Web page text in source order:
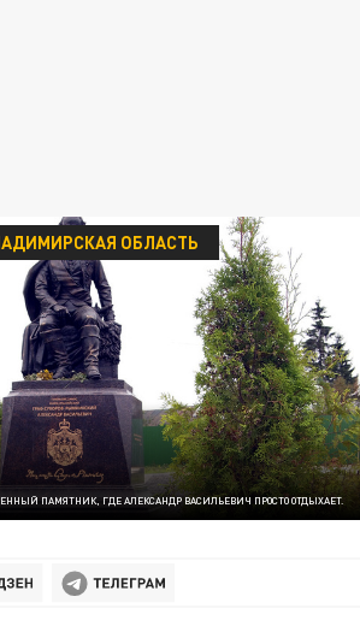
ПАМЯТНИК, ГДЕ АЛЕКСАНДР ВАСИЛЬЕВИЧ ПРОСТО ОТДЫХАЕТ.
ОБЛАСТЬ